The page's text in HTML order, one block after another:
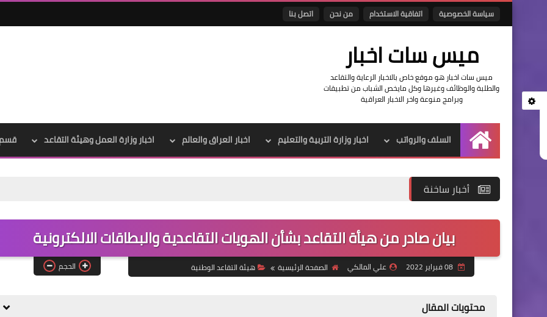
سياسة الخصوصية اتفاقية الاستخدام من نحن اتصل بنا
ميس سات اخبار
ميس سات اخبار هو موقع خاص بالاخبار الرعاية والتقاعد
والطلبة والوظائف وغيرها وكل مايخص الشباب من تطبيقات
وبرامج منوعة واخر الاخبار العراقية
الرئيسية
السلف والرواتب اخبار وزارة التربية والتعليم اخبار العراق والعالم اخبار وزارة العمل وهيئة التقاعد قسم
أخبار ساخنة
بيان صادر من هيأة التقاعد بشأن الهويات التقاعدية والبطاقات الالكترونية
علي المالكي الصفحة الرئيسية هيئة التقاعد الوطنية الحجم
محتويات المقال